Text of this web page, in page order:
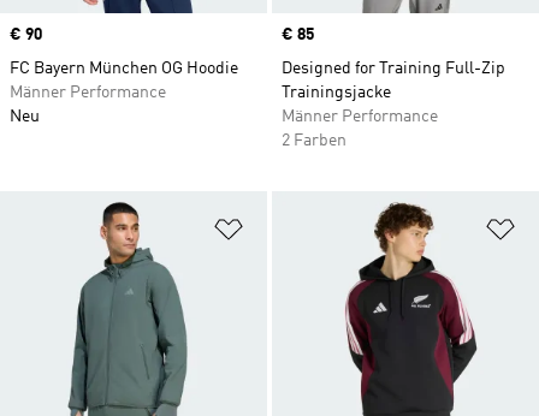
Price
€ 90
FC Bayern München OG Hoodie
Männer Performance
Neu
Price
€ 85
Designed for Training Full-Zip
Trainingsjacke
Männer Performance
2 Farben
Zur Wunschliste hinzufügen